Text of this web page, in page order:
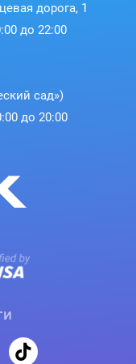
дорога, 1
до 22:00
сад»)
до 20:00